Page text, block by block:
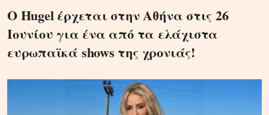
Ο Hugel έρχεται στην Αθήνα στις 26
Ιουνίου για ένα από τα ελάχιστα
ευρωπαϊκά shows της χρονιάς!